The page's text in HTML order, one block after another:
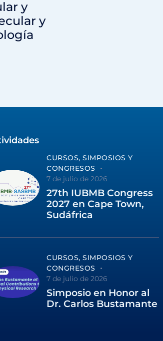
y
y
CURSOS, SIMPOSIOS Y
CONGRESOS
7 de julio de 2026
27th IUBMB Congress
2027 en Cape Town,
Sudáfrica
CURSOS, SIMPOSIOS Y
CONGRESOS
7 de julio de 2026
Simposio en Honor al
Dr. Carlos Bustamante